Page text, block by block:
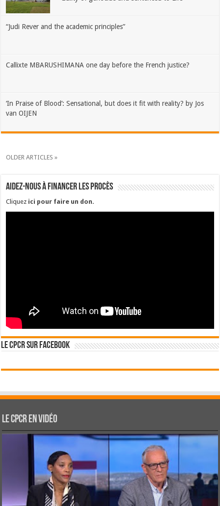
“Judi Rever and the academic principles”
Callixte MBARUSHIMANA one day before the French justice?
‘In Praise of Blood’: Sensational, but does it fit with reality? by Jos
van OIJEN
OLDER ARTICLES »
Aidez-nous à financer les procès
Cliquez ici pour faire un don.
Le CPCR sur Facebook
Le CPCR en vidéo